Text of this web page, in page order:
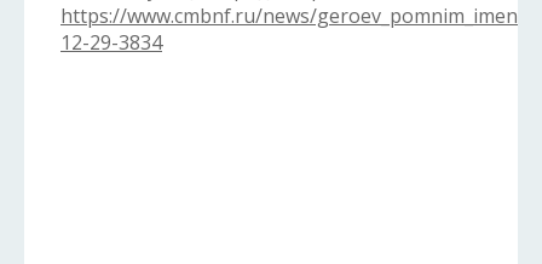
https://www.cmbnf.ru/news/geroev_pomnim_imena/
12-29-3834